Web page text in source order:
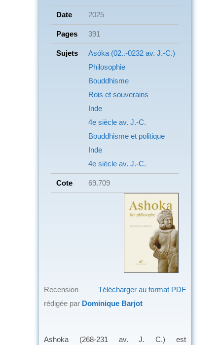
Date 2025
Pages 391
Sujets
Asóka (02..-0232 av. J.-C.)
Philosophie
Bouddhisme
Rois et souverains
Inde
4e siècle av. J.-C.
Bouddhisme et politique
Inde
4e siècle av. J.-C.
Cote 69.709
Télécharger au format PDF
Recension
rédigée par Dominique Barjot
Ashoka (268-231 av. J. C.) est